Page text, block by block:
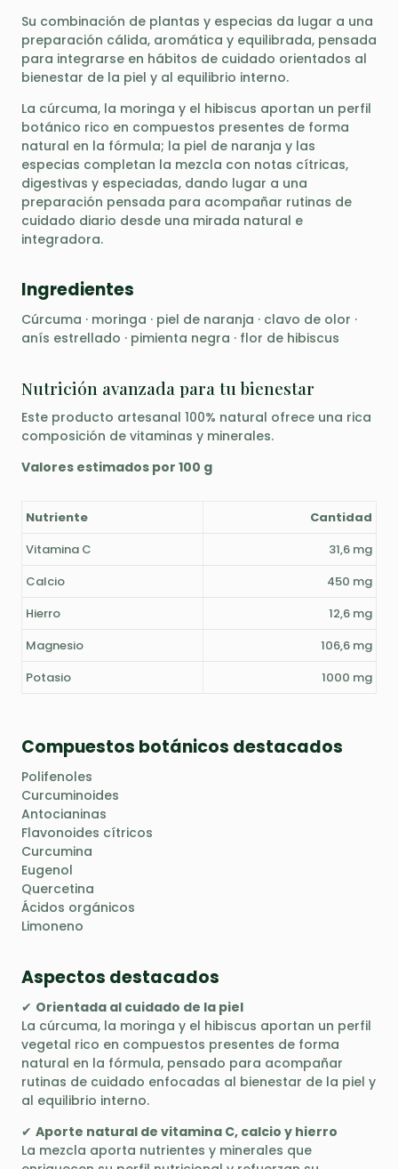
Su combinación de plantas y especias da lugar a una
preparación cálida, aromática y equilibrada, pensada
para integrarse en hábitos de cuidado orientados al
bienestar de la piel y al equilibrio interno.
La cúrcuma, la moringa y el hibiscus aportan un perfil
botánico rico en compuestos presentes de forma
natural en la fórmula; la piel de naranja y las
especias completan la mezcla con notas cítricas,
digestivas y especiadas, dando lugar a una
preparación pensada para acompañar rutinas de
cuidado diario desde una mirada natural e
integradora.
Ingredientes
Cúrcuma · moringa · piel de naranja · clavo de olor ·
anís estrellado · pimienta negra · flor de hibiscus
Nutrición avanzada para tu bienestar
Este producto artesanal 100% natural ofrece una rica
composición de vitaminas y minerales.
Valores estimados por 100 g
Nutriente
Cantidad
Vitamina C
31,6 mg
Calcio
450 mg
Hierro
12,6 mg
Magnesio
106,6 mg
Potasio
1000 mg
Compuestos botánicos destacados
Polifenoles
Curcuminoides
Antocianinas
Flavonoides cítricos
Curcumina
Eugenol
Quercetina
Ácidos orgánicos
Limoneno
Aspectos destacados
✔ Orientada al cuidado de la piel
La cúrcuma, la moringa y el hibiscus aportan un perfil
vegetal rico en compuestos presentes de forma
natural en la fórmula, pensado para acompañar
rutinas de cuidado enfocadas al bienestar de la piel y
al equilibrio interno.
✔ Aporte natural de vitamina C, calcio y hierro
La mezcla aporta nutrientes y minerales que